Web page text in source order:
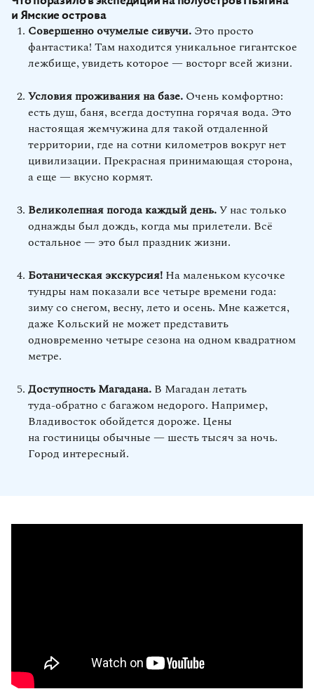
и Ямские острова
Совершенно очумелые сивучи. Это просто
фантастика! Там находится уникальное гигантское
лежбище, увидеть которое — восторг всей жизни.
Условия проживания на базе. Очень комфортно:
есть душ, баня, всегда доступна горячая вода. Это
настоящая жемчужина для такой отдаленной
территории, где на сотни километров вокруг нет
цивилизации. Прекрасная принимающая сторона,
а еще — вкусно кормят.
Великолепная погода каждый день.У нас только
однажды был дождь, когда мы прилетели. Всё
остальное — это был праздник жизни.
Ботаническая экскурсия! На маленьком кусочке
тундры нам показали все четыре времени года:
зиму со снегом, весну, лето и осень. Мне кажется,
даже Кольский не может представить
одновременно четыре сезона на одном квадратном
метре.
Доступность Магадана. В Магадан летать
туда‑обратно с багажом недорого. Например,
Владивосток обойдется дороже. Цены
на гостиницы обычные — шесть тысяч за ночь.
Город интересный.